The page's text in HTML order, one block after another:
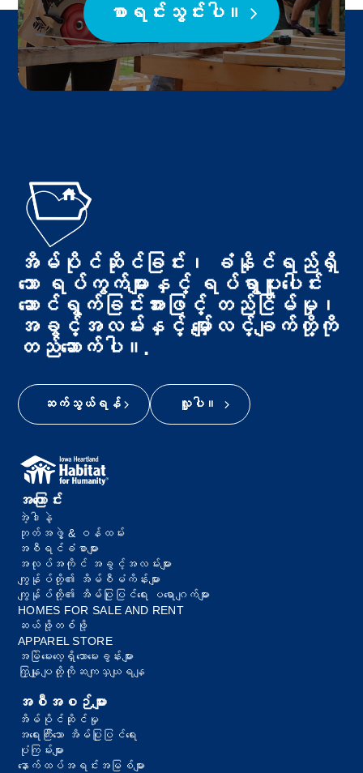
စာရင်းသွင်းပါ။
အိမ်ပိုင်ဆိုင်ခြင်း၊ ခံနိုင်ရည်ရှိ
သော ရပ်ကွက်များနှင့် ရပ်ရွာပူးပေါင်း
ဆောင်ရွက်ခြင်းအားဖြင့် တည်ငြိမ်မှု၊
အခွင့်အလမ်းနှင့် မျှော်လင့်ချက်တို့ကို
တည်ဆောက်ပါ။.
ဆက်သွယ်ရန် လှူပါ။
အကြောင်း
အဲ့ဒါနဲ့
ဘုတ်အဖွဲ့ & ဝန်ထမ်း
အစီရင်ခံစာများ
အလုပ်အကိုင် အခွင့်အလမ်းများ
ကျွန်ုပ်တို့၏ အိမ်စီမံကိန်းများ
ကျွန်ုပ်တို့၏ အိမ်ပြုပြင်ရေး ပရောဂျက်များ
HOMES FOR SALE AND RENT
ဆယ်ဖို့တစ်ဖို့
APPAREL STORE
အမြဲမေးလေ့ရှိသောမေးခွန်းများ
ကြှနျုပျတို့ကိုဆကျသှယျရနျ
အစီအစဉ်များ
အိမ်ပိုင်ဆိုင်မှု
အရေးကြီးသော အိမ်ပြုပြင်ရေး
ပုံကြမ်းများ
နောက်ထပ်အရင်းအမြစ်များ